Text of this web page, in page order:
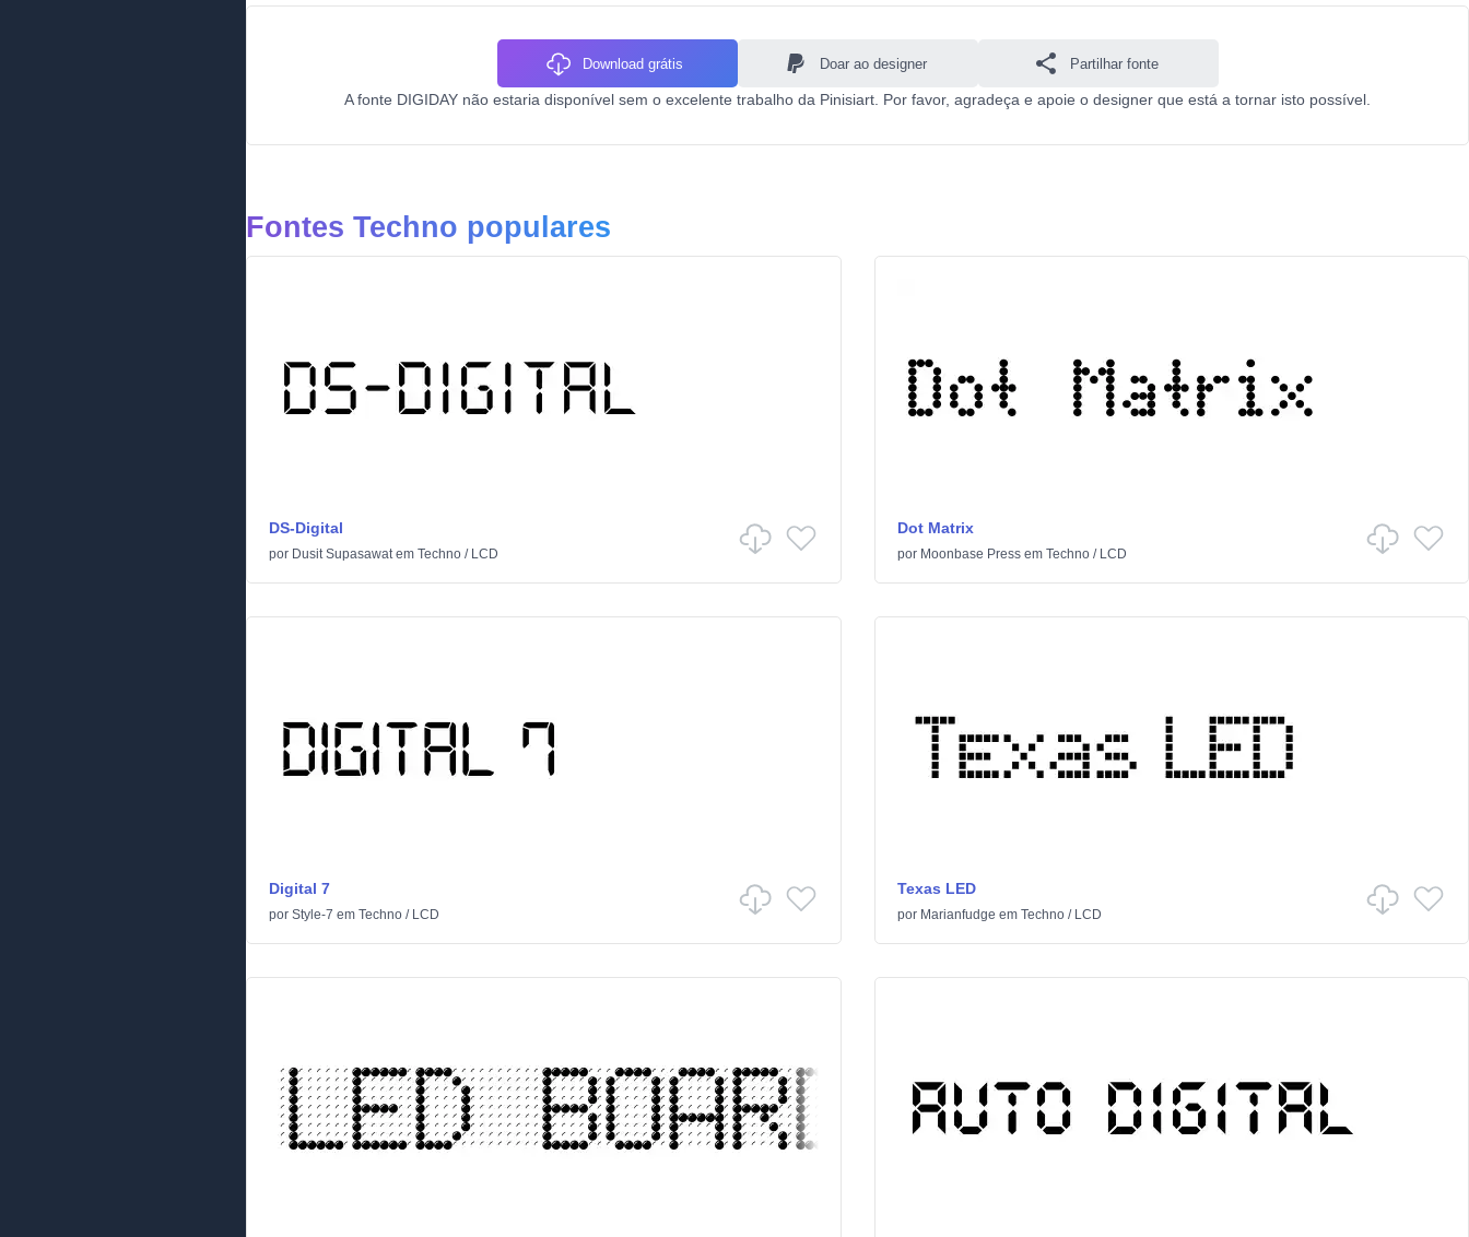
Download grátis Doar ao designer Partilhar fonte
A fonte DIGIDAY não estaria disponível sem o excelente trabalho da Pinisiart. Por favor, agradeça e apoie o designer que está a tornar isto possível.
Fontes Techno populares
DS-Digital
por Dusit Supasawatem Techno / LCD
Dot Matrix
por Moonbase Pressem Techno/ LCD
Digital 7
por Style-7 em Techno / LCD
Texas LED
por Marianfudge em Techno/ LCD